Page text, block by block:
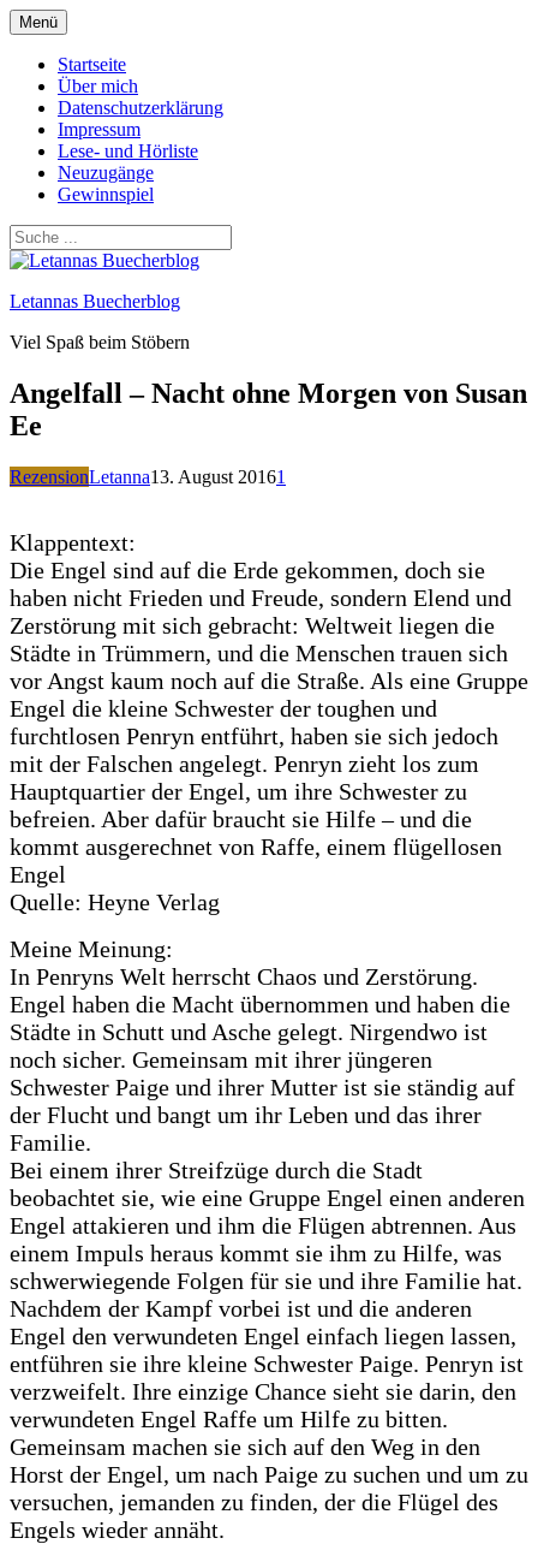
Zum
Inhalt
springen
Menü
Startseite
Über mich
Datenschutzerklärung
Impressum
Lese- und Hörliste
Neuzugänge
Gewinnspiel
Letannas Buecherblog
Viel Spaß beim Stöbern
Angelfall – Nacht ohne Morgen von Susan
Ee
RezensionLetanna13. August 20161
Klappentext:
Die Engel sind auf die Erde gekommen, doch sie
haben nicht Frieden und Freude, sondern Elend und
Zerstörung mit sich gebracht: Weltweit liegen die
Städte in Trümmern, und die Menschen trauen sich
vor Angst kaum noch auf die Straße. Als eine Gruppe
Engel die kleine Schwester der toughen und
furchtlosen Penryn entführt, haben sie sich jedoch
mit der Falschen angelegt. Penryn zieht los zum
Hauptquartier der Engel, um ihre Schwester zu
befreien. Aber dafür braucht sie Hilfe – und die
kommt ausgerechnet von Raffe, einem flügellosen
Engel
Quelle: Heyne Verlag
Meine Meinung:
In Penryns Welt herrscht Chaos und Zerstörung.
Engel haben die Macht übernommen und haben die
Städte in Schutt und Asche gelegt. Nirgendwo ist
noch sicher. Gemeinsam mit ihrer jüngeren
Schwester Paige und ihrer Mutter ist sie ständig auf
der Flucht und bangt um ihr Leben und das ihrer
Familie.
Bei einem ihrer Streifzüge durch die Stadt
beobachtet sie, wie eine Gruppe Engel einen anderen
Engel attakieren und ihm die Flügen abtrennen. Aus
einem Impuls heraus kommt sie ihm zu Hilfe, was
schwerwiegende Folgen für sie und ihre Familie hat.
Nachdem der Kampf vorbei ist und die anderen
Engel den verwundeten Engel einfach liegen lassen,
entführen sie ihre kleine Schwester Paige. Penryn ist
verzweifelt. Ihre einzige Chance sieht sie darin, den
verwundeten Engel Raffe um Hilfe zu bitten.
Gemeinsam machen sie sich auf den Weg in den
Horst der Engel, um nach Paige zu suchen und um zu
versuchen, jemanden zu finden, der die Flügel des
Engels wieder annäht.